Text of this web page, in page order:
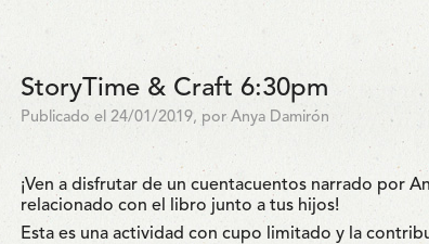
StoryTime & Craft 6:30pm
Publicado el 24/01/2019, por Anya Damirón
¡Ven a disfrutar de un cuentacuentos narrado por
relacionado con el libro junto a tus hijos!
Esta es una actividad con cupo limitado y la